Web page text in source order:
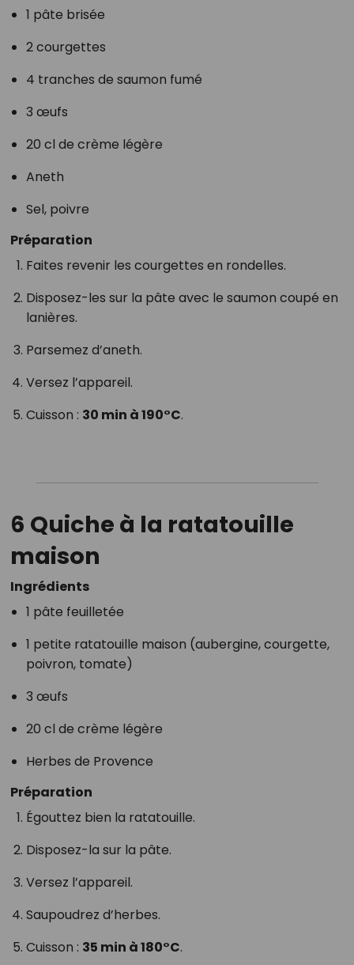
1 pâte brisée
2 courgettes
4 tranches de saumon fumé
3 œufs
20 cl de crème légère
Aneth
Sel, poivre
Préparation
Faites revenir les courgettes en rondelles.
Disposez-les sur la pâte avec le saumon coupé en
lanières.
Parsemez d’aneth.
Versez l’appareil.
Cuisson : 30 min à 190°C.
6 Quiche à la ratatouille
maison
Ingrédients
1 pâte feuilletée
1 petite ratatouille maison (aubergine, courgette,
poivron, tomate)
3 œufs
20 cl de crème légère
Herbes de Provence
Préparation
Égouttez bien la ratatouille.
Disposez-la sur la pâte.
Versez l’appareil.
Saupoudrez d’herbes.
Cuisson : 35 min à 180°C.